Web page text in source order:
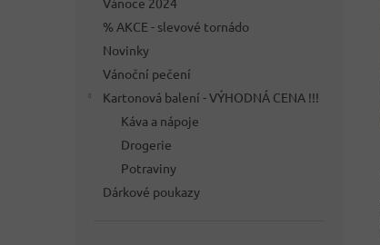
% AKCE - slevové tornádo
Novinky
Vánoční pečení
Kartonová balení - VÝHODNÁ CENA !!!
Káva a nápoje
Drogerie
Potraviny
Dárkové poukazy